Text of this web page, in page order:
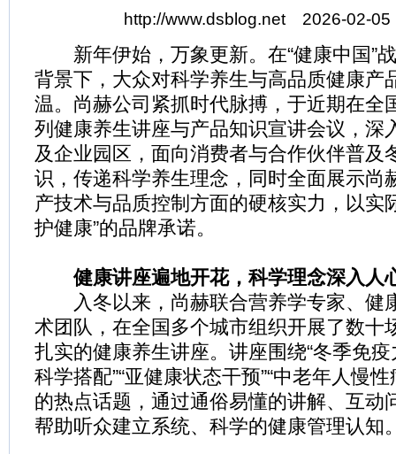
http://www.dsblog.net 2026-02-05
新年伊始，万象更新。在“健康中国”
背景下，大众对科学养生与高品质健康产
温。尚赫公司紧抓时代脉搏，于近期在全
列健康养生讲座与产品知识宣讲会议，深
及企业园区，面向消费者与合作伙伴普及
识，传递科学养生理念，同时全面展示尚
产技术与品质控制方面的硬核实力，以实
护健康”的品牌承诺。
健康讲座遍地开花，科学理念深入人
入冬以来，尚赫联合营养学专家、健
术团队，在全国多个城市组织开展了数十
扎实的健康养生讲座。讲座围绕“冬季免疫
科学搭配”“亚健康状态干预”“中老年人慢
的热点话题，通过通俗易懂的讲解、互动
帮助听众建立系统、科学的健康管理认知